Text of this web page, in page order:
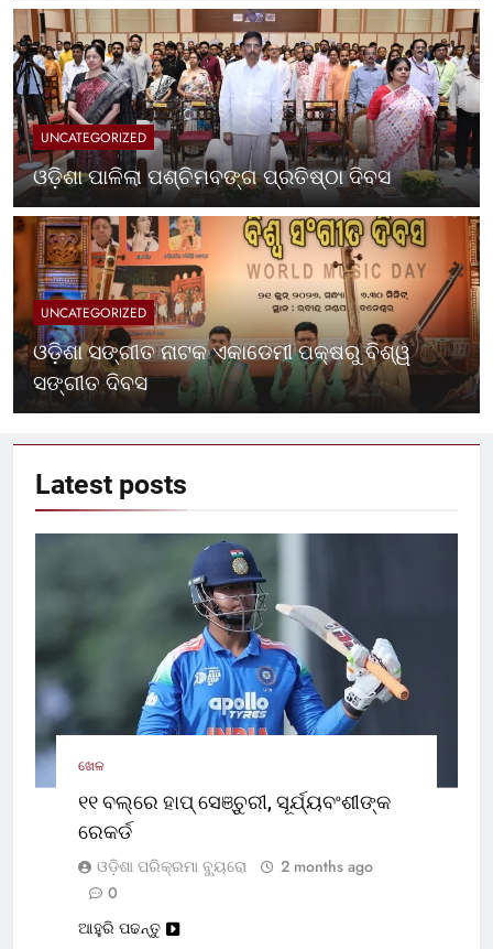
UNCATEGORIZED
ଓଡ଼ିଶା ପାଳିଲା ପଶ୍ଚିମବଙ୍ଗ ପ୍ରତିଷ୍ଠା ଦିବସ
UNCATEGORIZED
ଓଡ଼ିଶା ସଙ୍ଗୀତ ନାଟକ ଏକାଡେମୀ ପକ୍ଷରୁ ବିଶ୍ୱ
ସଙ୍ଗୀତ ଦିବସ
Latest posts
ଖେଳ
୧୧ ବଲ୍‌ରେ ହାପ୍ ସେଞ୍ଚୁରୀ, ସୂର୍ଯ୍ୟବଂଶୀଙ୍କ
ରେକର୍ଡ
ଓଡ଼ିଶା ପରିକ୍ରମା ବ୍ୟୁରୋ
2 months ago
0
ଆହୁରି ପଢନ୍ତୁ